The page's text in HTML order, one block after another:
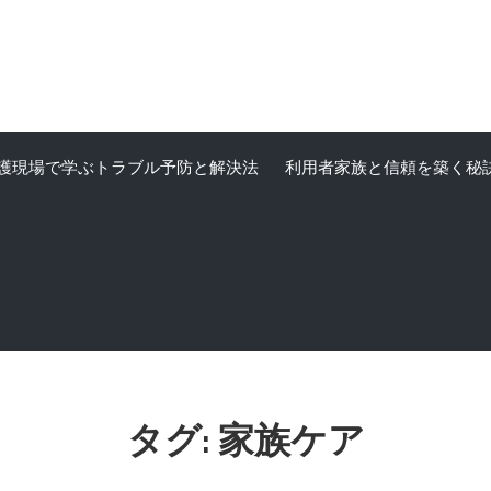
現場で学ぶトラブル予防と解決法 利用者家族と信頼を築く秘
タグ:家族ケア